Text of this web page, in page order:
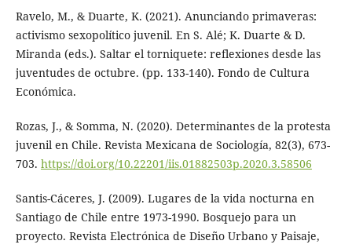
Ravelo, M., & Duarte, K. (2021). Anunciando primaveras:
activismo sexopolítico juvenil. En S. Alé; K. Duarte & D.
Miranda (eds.). Saltar el torniquete: reflexiones desde las
juventudes de octubre. (pp. 133-140). Fondo de Cultura
Económica.
Rozas, J., & Somma, N. (2020). Determinantes de la protesta
juvenil en Chile. Revista Mexicana de Sociología, 82(3), 673-
703. https://doi.org/10.22201/iis.01882503p.2020.3.58506
Santis-Cáceres, J. (2009). Lugares de la vida nocturna en
Santiago de Chile entre 1973-1990. Bosquejo para un
proyecto. Revista Electrónica de Diseño Urbano y Paisaje,